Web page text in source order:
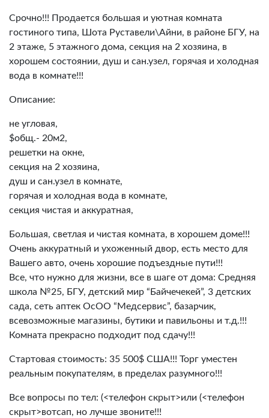
Срочно!!! Продается большая и уютная комната
гостиного типа, Шота Руставели\Айни, в районе БГУ, на
2 этаже, 5 этажного дома, секция на 2 хозяина, в
хорошем состоянии, душ и сан.узел, горячая и холодная
вода в комнате!!!
Описание:
не угловая,
$общ.- 20м2,
решетки на окне,
секция на 2 хозяина,
душ и сан.узел в комнате,
горячая и холодная вода в комнате,
секция чистая и аккуратная,
Большая, светлая и чистая комната, в хорошем доме!!!
Очень аккуратный и ухоженный двор, есть место для
Вашего авто, очень хорошие подъездные пути!!!
Все, что нужно для жизни, все в шаге от дома: Средняя
школа №25, БГУ, детский мир “Байчечекей”, 3 детских
сада, сеть аптек ОсОО “Медсервис”, базарчик,
всевозможные магазины, бутики и павильоны и т.д.!!!
Комната прекрасно подходит под сдачу!!!
Стартовая стоимость: 35 500$ США!!! Торг уместен
реальным покупателям, в пределах разумного!!!
Все вопросы по тел: (<телефон скрыт>или (<телефон
скрыт>вотсап, но лучше звоните!!!